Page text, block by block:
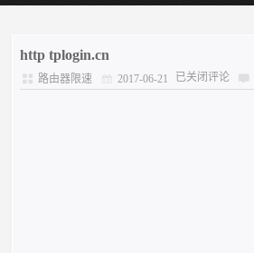
http tplogin.cn
路由器限速 2017-06-21 已关闭评论